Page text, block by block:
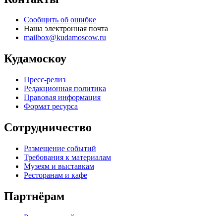
Сообщить об ошибке
Наша электронная почта
mailbox@kudamoscow.ru
Кудамоскоу
Пресс-релиз
Редакционная политика
Правовая информация
Формат ресурса
Сотрудничество
Размещение событий
Требования к материалам
Музеям и выставкам
Ресторанам и кафе
Партнёрам